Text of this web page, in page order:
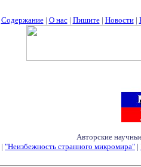
Содержание| О нас| Пишите| Новости|
Авторские
| "Неизбежность странного микромира" |